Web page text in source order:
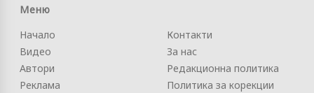
Меню
Начало
Видео
Автори
Реклама
Контакти
За нас
Редакционна политика
Политика за корекции